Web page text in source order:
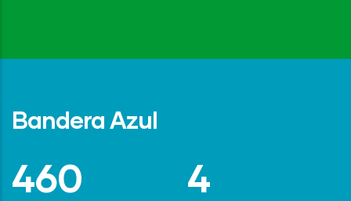
Bandera Azul
642 6